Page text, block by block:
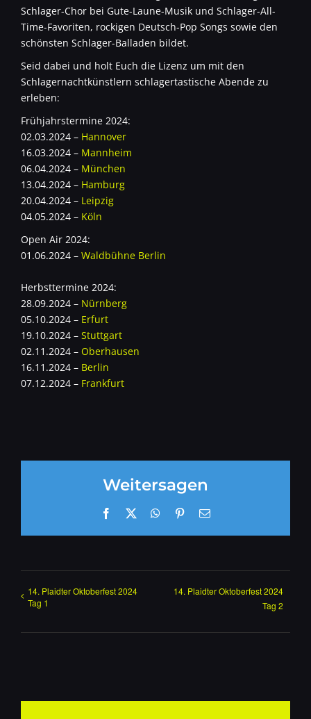
Schlager-Chor bei Gute-Laune-Musik und Schlager-All-
Time-Favoriten, rockigen Deutsch-Pop Songs sowie den
schönsten Schlager-Balladen bildet.
Seid dabei und holt Euch die Lizenz um mit den
Schlagernachtkünstlern schlagertastische Abende zu
erleben:
Frühjahrstermine 2024:
02.03.2024 – Hannover
16.03.2024 – Mannheim
06.04.2024 – München
13.04.2024 – Hamburg
20.04.2024 – Leipzig
04.05.2024 – Köln
Open Air 2024:
01.06.2024 – Waldbühne Berlin
Herbsttermine 2024:
28.09.2024 – Nürnberg
05.10.2024 – Erfurt
19.10.2024 – Stuttgart
02.11.2024 – Oberhausen
16.11.2024 – Berlin
07.12.2024 – Frankfurt
Weitersagen
Facebook WhatsApp
Pinterest
E-
14. Plaidter Oktoberfest 2024
Tag 1
14. Plaidter Oktoberfest 2024
Tag 2